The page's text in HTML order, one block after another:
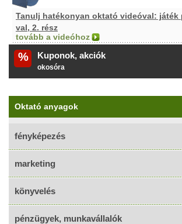
Tanulj hatékonyan oktató videóval: játék
val, 2. rész
tovább a videóhoz
% Kuponok, akciók
okosóra
Oktató anyagok
fényképezés
marketing
könyvelés
pénzügyek, munkavállalók